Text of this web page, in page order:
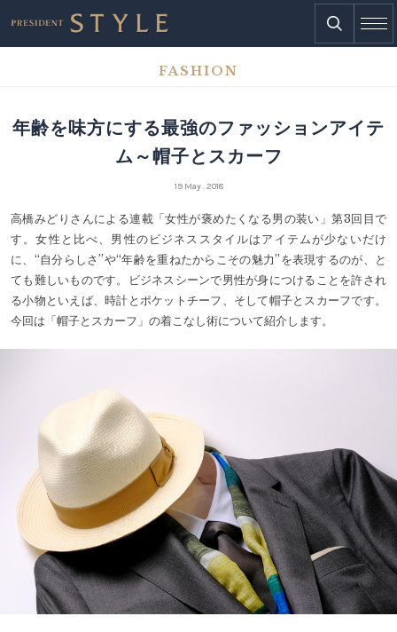
FASHION
年齢を味方にする最強のファッションアイテ
ム～帽子とスカーフ
19 May . 2018
高橋みどりさんによる連載「女性が褒めたくなる男の装い」第3回目で
す。女性と比べ、男性のビジネススタイルはアイテムが少ないだけ
に、“自分らしさ”や“年齢を重ねたからこその魅力”を表現するのが、と
ても難しいものです。ビジネスシーンで男性が身につけることを許され
る小物といえば、時計とポケットチーフ、そして帽子とスカーフです。
今回は「帽子とスカーフ」の着こなし術について紹介します。